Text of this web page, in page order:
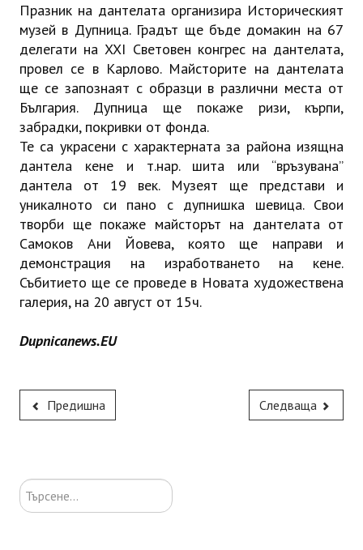
Празник на дантелата организира Историческият
музей в Дупница. Градът ще бъде домакин на 67
делегати на XXI Световен конгрес на дантелата,
провел се в Карлово. Майсторите на дантелата
ще се запознаят с образци в различни места от
България. Дупница ще покаже ризи, кърпи,
забрадки, покривки от фонда.
Те са украсени с характерната за района изящна
дантела кене и т.нар. шита или “връзувана”
дантела от 19 век. Музеят ще представи и
уникалното си пано с дупнишка шевица. Свои
творби ще покаже майсторът на дантелата от
Самоков Ани Йовева, която ще направи и
демонстрация на изработването на кене.
Събитието ще се проведе в Новата художествена
галерия, на 20 август от 15ч.
Dupnicanews.EU
Предишна Следваща
Търсене...